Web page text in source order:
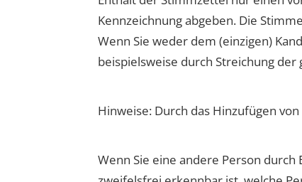
Kennzeichnung abgeben. Die
Wenn Sie weder dem (einzigen)
beispielsweise durch Streichung
Hinweise: Durch das Hinzufügen
Wenn Sie eine andere Person